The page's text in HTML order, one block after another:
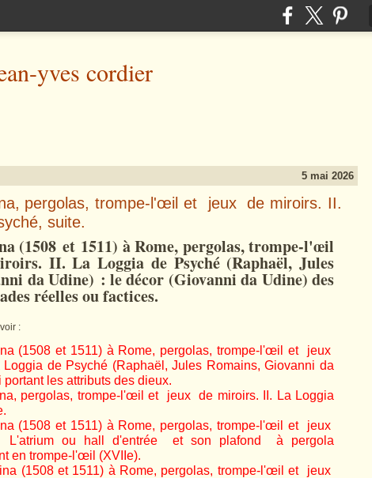
yves cordier
5 mai 2026
pergolas, trompe-l'œil et jeux de miroirs. II.
suite.
(1508 et 1511) à Rome, pergolas, trompe-l'œil
II. La Loggia de Psyché (Raphaël, Jules
da Udine) : le décor (Giovanni da Udine) des
réelles ou factices.
:
(1508 et 1511) à Rome, pergolas, trompe-l'œil et jeux
de Psyché (Raphaël, Jules Romains, Giovanni da
portant les attributs des dieux.
pergolas, trompe-l'œil et jeux de miroirs. II. La Loggia
(1508 et 1511) à Rome, pergolas, trompe-l'œil et jeux
L'atrium ou hall d'entrée et son plafond à pergola
en trompe-l'œil (XVIIe).
(1508 et 1511) à Rome, pergolas, trompe-l'œil et jeux